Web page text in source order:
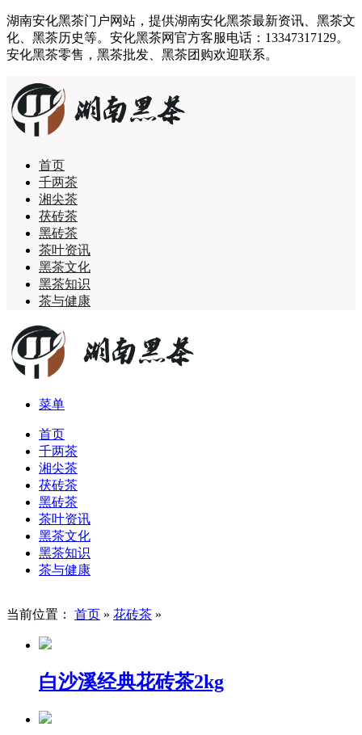
湖南安化黑茶门户网站，提供湖南安化黑茶最新资讯、黑茶文
化、黑茶历史等。安化黑茶网官方客服电话：13347317129。
安化黑茶零售，黑茶批发、黑茶团购欢迎联系。
首页
千两茶
湘尖茶
茯砖茶
黑砖茶
茶叶资讯
黑茶文化
黑茶知识
茶与健康
菜单
首页
千两茶
湘尖茶
茯砖茶
黑砖茶
茶叶资讯
黑茶文化
黑茶知识
茶与健康
当前位置： 首页 » 花砖茶 »
白沙溪经典花砖茶2kg